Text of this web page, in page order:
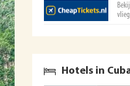
Hotels in